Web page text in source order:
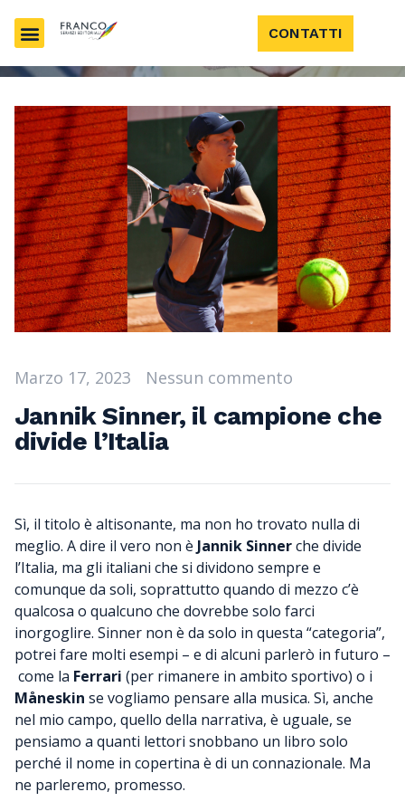
CONTATTI
Marzo 17, 2023 Nessun commento
Jannik Sinner, il campione che
divide l’Italia
Sì, il titolo è altisonante, ma non ho trovato nulla di
meglio. A dire il vero non è Jannik Sinnerche divide
l’Italia, ma gli italiani che si dividono sempre e
comunque da soli, soprattutto quando di mezzo c’è
qualcosa o qualcuno che dovrebbe solo farci
inorgoglire. Sinner non è da solo in questa “categoria”,
potrei fare molti esempi – e di alcuni parlerò in futuro –
come la Ferrari (per rimanere in ambito sportivo) o i
Måneskin se vogliamo pensare alla musica. Sì, anche
nel mio campo, quello della narrativa, è uguale, se
pensiamo a quanti lettori snobbano un libro solo
perché il nome in copertina è di un connazionale. Ma
ne parleremo, promesso.